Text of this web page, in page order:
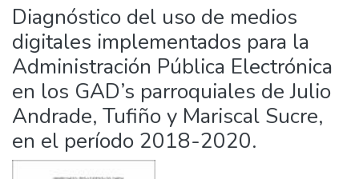
Estadísticas Externas
Manuales
Diagnóstico del uso de medios
digitales implementados para la
Administración Pública Electrónica
en los GAD’s parroquiales de Julio
Andrade, Tufiño y Mariscal Sucre,
en el período 2018-2020.